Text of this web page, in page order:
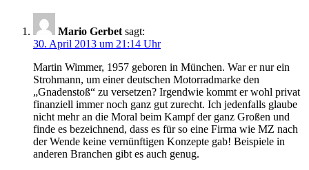
Mario Gerbet sagt:
30. April 2013 um 21:14 Uhr
Martin Wimmer, 1957 geboren in München. War er nur ein
Strohmann, um einer deutschen Motorradmarke den
„Gnadenstoß“ zu versetzen? Irgendwie kommt er wohl privat
finanziell immer noch ganz gut zurecht. Ich jedenfalls glaube
nicht mehr an die Moral beim Kampf der ganz Großen und
finde es bezeichnend, dass es für so eine Firma wie MZ nach
der Wende keine vernünftigen Konzepte gab! Beispiele in
anderen Branchen gibt es auch genug.